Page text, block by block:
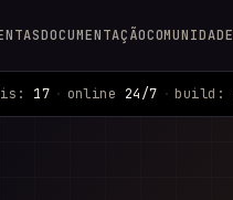
DOCUMENTAÇÃO
17 · online 24/7 · build: